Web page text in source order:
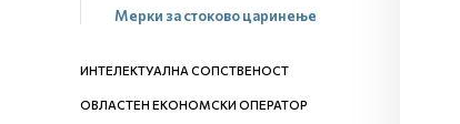
Мерки за стоково царинење
ИНТЕЛЕКТУАЛНА СОПСТВЕНОСТ
ОВЛАСТЕН ЕКОНОМСКИ ОПЕРАТОР